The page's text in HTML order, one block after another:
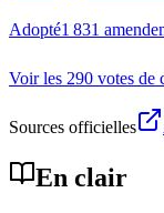
Adopté1 831
Voir les 290 votes de
Sources officielles
En clair